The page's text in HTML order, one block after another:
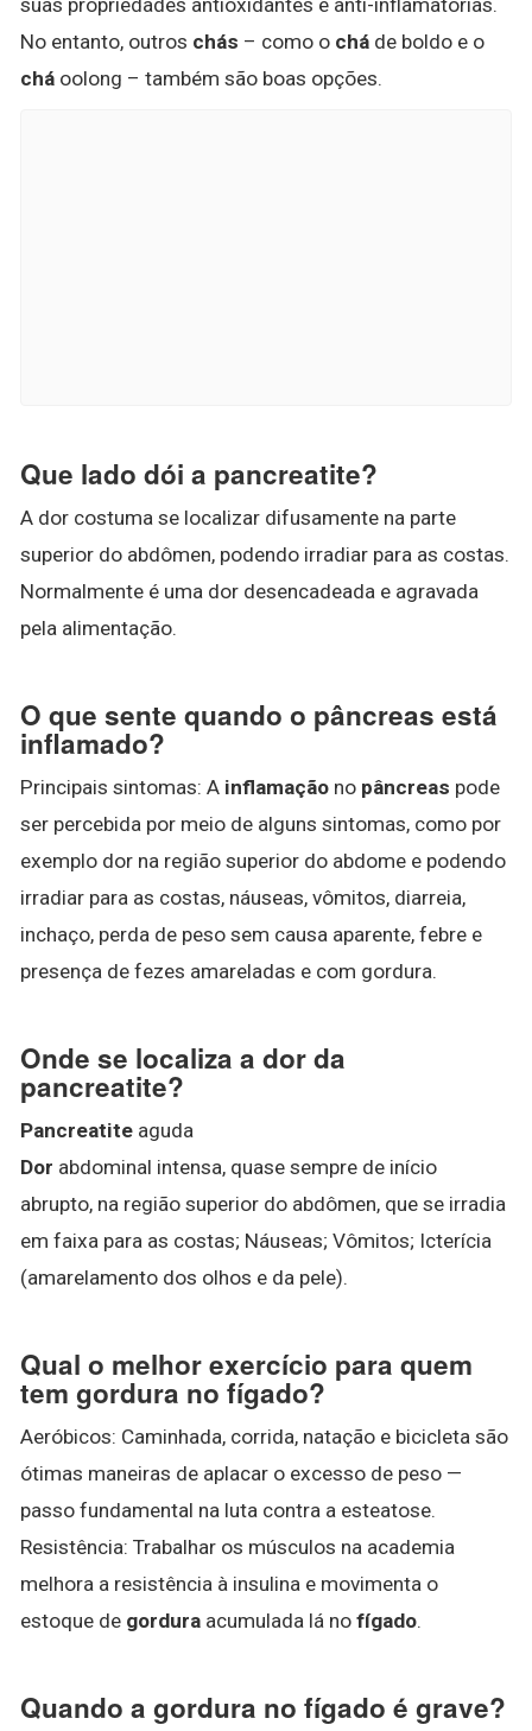
No entanto, outros chás – como o chá de boldo e o
chá oolong – também são boas opções.
Que lado dói a pancreatite?
A dor costuma se localizar difusamente na parte
superior do abdômen, podendo irradiar para as costas.
Normalmente é uma dor desencadeada e agravada
pela alimentação.
O que sente quando o pâncreas está
inflamado?
Principais sintomas: A inflamação no pâncreas pode
ser percebida por meio de alguns sintomas, como por
exemplo dor na região superior do abdome e podendo
irradiar para as costas, náuseas, vômitos, diarreia,
inchaço, perda de peso sem causa aparente, febre e
presença de fezes amareladas e com gordura.
Onde se localiza a dor da
pancreatite?
Pancreatite aguda
Dor abdominal intensa, quase sempre de início
abrupto, na região superior do abdômen, que se irradia
em faixa para as costas; Náuseas; Vômitos; Icterícia
(amarelamento dos olhos e da pele).
Qual o melhor exercício para quem
tem gordura no fígado?
Aeróbicos: Caminhada, corrida, natação e bicicleta são
ótimas maneiras de aplacar o excesso de peso —
passo fundamental na luta contra a esteatose.
Resistência: Trabalhar os músculos na academia
melhora a resistência à insulina e movimenta o
estoque de gordura acumulada lá no fígado.
Quando a gordura no fígado é grave?